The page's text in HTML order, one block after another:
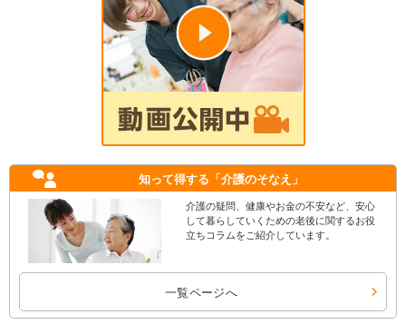
知って得する 「介護のそなえ」
介護の疑問、健康やお金の不安など、安心
して暮らしていくための老後に関するお役
立ちコラムをご紹介しています。
一覧ページへ